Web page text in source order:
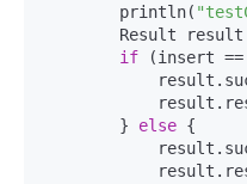
        println(
if (insert ==
        }
else {